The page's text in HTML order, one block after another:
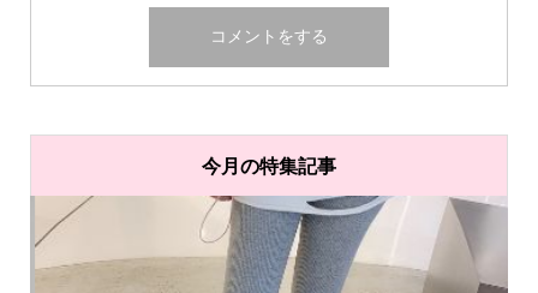
今月の特集記事